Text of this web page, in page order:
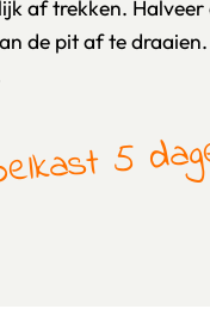
af trekken.
de pit af te
5